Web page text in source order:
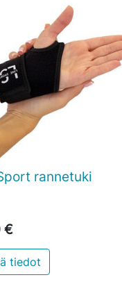
 Pikakatselu
rannetuki
€
tiedot